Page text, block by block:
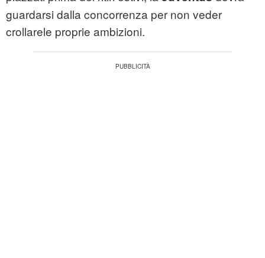
guardarsi dalla concorrenza per non veder
crollarele proprie ambizioni.